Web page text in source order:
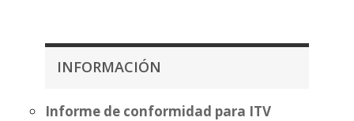
253,25€
hasta
INFORMACIÓN
Informe de conformidad para ITV